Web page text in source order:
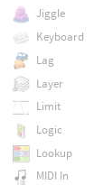
Jiggle
Keyboard
Lag
Layer
Limit
Logic
Lookup
MIDI In